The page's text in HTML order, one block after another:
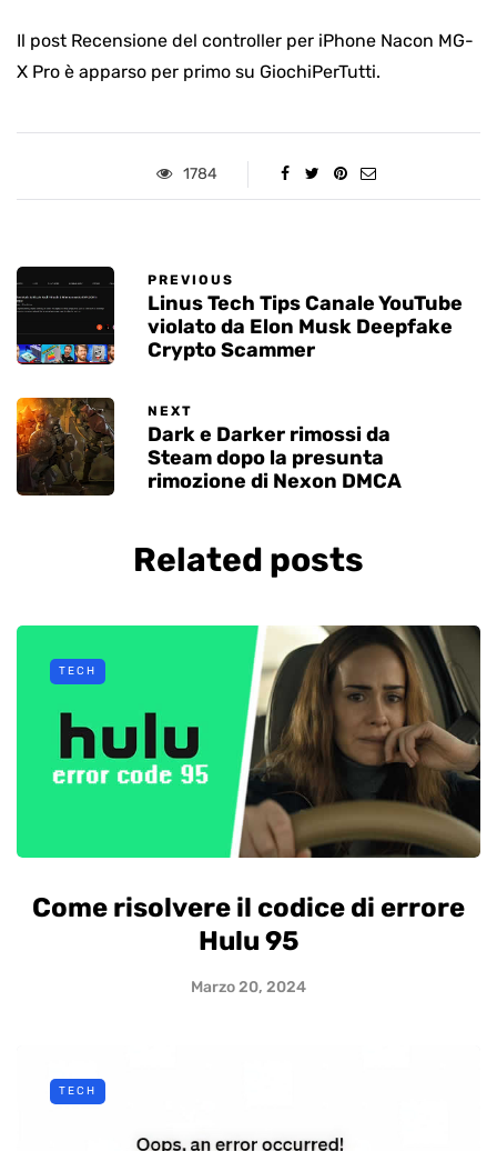
Il post Recensione del controller per iPhone Nacon MG-
X Pro è apparso per primo su GiochiPerTutti.
1784
PREVIOUS
Linus Tech Tips Canale YouTube
violato da Elon Musk Deepfake
Crypto Scammer
NEXT
Dark e Darker rimossi da
Steam dopo la presunta
rimozione di Nexon DMCA
Related posts
TECH
Come risolvere il codice di errore
Hulu 95
Marzo 20, 2024
TECH